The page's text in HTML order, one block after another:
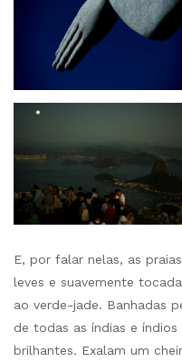
E, por falar nelas, as
leves e suavemente
ao verde-jade. Banhadas
de todas as índias e
brilhantes. Exalam um